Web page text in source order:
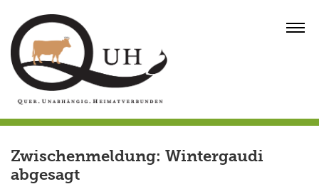
content
Zwischenmeldung: Wintergaudi
abgesagt